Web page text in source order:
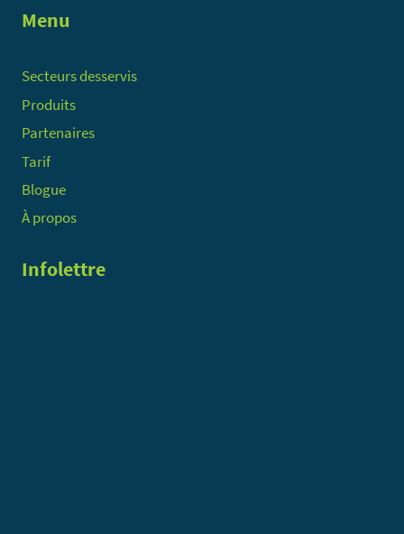
Menu
Secteurs desservis
Produits
Partenaires
Tarif
Blogue
À propos
Infolettre